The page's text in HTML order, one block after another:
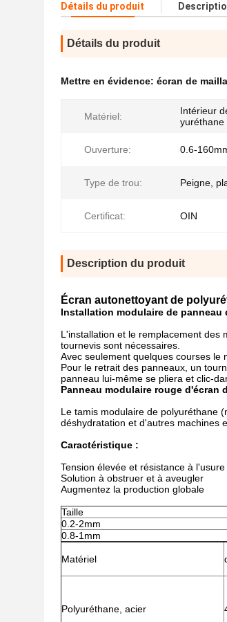
Détails du produit
Détails du produit
Mettre en évidence: écran de
Matériel:
Intérieur
yuréthane
Ouverture: 0.6-
Type de trou: Peigne,
Certificat: OIN
Description du produit
Écran autonettoyant de
Installation modulaire de panneau
L'installation et le remplacement des
tournevis sont nécessaires.
Avec seulement quelques courses le
Pour le retrait des panneaux, un
panneau lui-même se pliera et clic-
Panneau modulaire rouge
Le tamis modulaire de polyuréthane
déshydratation et d'autres machines
Caractéristique :
Tension élevée et résistance à
Solution à obstruer et à aveugler
Augmentez la production globale
Taille
0.2-2mm
0.8-1mm
Matériel
Polyuréthane, acier